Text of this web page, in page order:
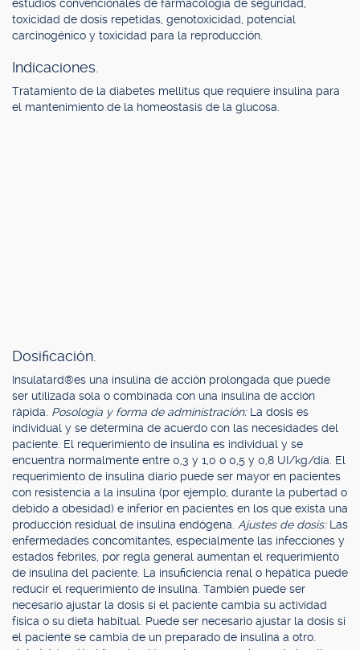
estudios convencionales de farmacología de seguridad,
toxicidad de dosis repetidas, genotoxicidad, potencial
carcinogénico y toxicidad para la reproducción.
Indicaciones.
Tratamiento de la diabetes mellitus que requiere insulina para
el mantenimiento de la homeostasis de la glucosa.
Dosificación.
Insulatard®es una insulina de acción prolongada que puede
ser utilizada sola o combinada con una insulina de acción
rápida. Posología y forma de administración: La dosis es
individual y se determina de acuerdo con las necesidades del
paciente. El requerimiento de insulina es individual y se
encuentra normalmente entre 0,3 y 1,0 o 0,5 y 0,8 UI/kg/día. El
requerimiento de insulina diario puede ser mayor en pacientes
con resistencia a la insulina (por ejemplo, durante la pubertad o
debido a obesidad) e inferior en pacientes en los que exista una
producción residual de insulina endógena. Ajustes de dosis: Las
enfermedades concomitantes, especialmente las infecciones y
estados febriles, por regla general aumentan el requerimiento
de insulina del paciente. La insuficiencia renal o hepática puede
reducir el requerimiento de insulina. También puede ser
necesario ajustar la dosis si el paciente cambia su actividad
física o su dieta habitual. Puede ser necesario ajustar la dosis si
el paciente se cambia de un preparado de insulina a otro.